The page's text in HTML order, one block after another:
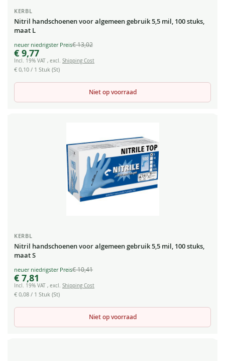
KERBL
Nitril handschoenen voor algemeen gebruik 5,5 mil, 100 stuks,
maat L
Special
Price
€ 9,77
€ 13,02
Incl. 19% VAT , excl. Shipping Cost
€ 0,10 / 1 Stuk (St)
Niet op voorraad
KERBL
Nitril handschoenen voor algemeen gebruik 5,5 mil, 100 stuks,
maat S
Special
Price
€ 7,81
€ 10,41
Incl. 19% VAT , excl. Shipping Cost
€ 0,08 / 1 Stuk (St)
Niet op voorraad